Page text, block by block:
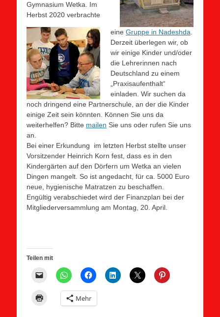
Gymnasium Wetka. Im
Herbst 2020 verbrachte
eine Gruppe in Nadeshda.
Derzeit überlegen wir, ob
wir einige Kinder und/oder
die Lehrerinnen nach
Deutschland zu einem
„Praxisaufenthalt“
einladen. Wir suchen da
noch dringend eine Partnerschule, an der die Kinder
einige Zeit sein könnten. Können Sie uns da
weiterhelfen? Bitte mailen Sie uns oder rufen Sie uns
an.
Bei einer Erkundung im letzten Herbst stellte unser
Vorsitzender Heinrich Korn fest, dass es in den
Kindergärten auf den Dörfern um Wetka an vielen
Dingen mangelt. So ist angedacht, für ca. 5000 Euro
neue, hygienische Matratzen zu beschaffen.
Engültig verabschiedet wird der Finanzplan bei der
Mitgliederversammlung am Montag, 20. April.
Teilen mit
Mehr